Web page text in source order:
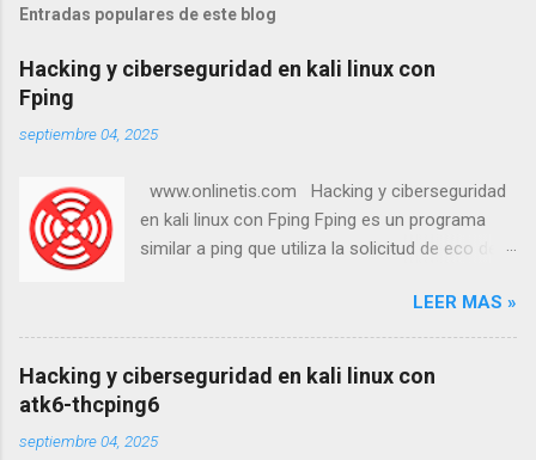
Entradas populares de este blog
Hacking y ciberseguridad en kali linux con
Fping
septiembre 04, 2025
www.onlinetis.com Hacking y ciberseguridad
en kali linux con Fping Fping es un programa
similar a ping que utiliza la solicitud de eco del
(ICMP) para determinar si un host objetivo
responde. fping se diferencia de ping en que
permite especificar cualquier número de
objetivos en la línea de comandos o un archivo
con las listas de objetivos a los que se hará
ping. En lugar de enviar a un objetivo hasta que
LEER MAS »
Hacking y ciberseguridad en kali linux con
atk6-thcping6
septiembre 04, 2025